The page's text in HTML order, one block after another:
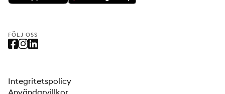
FÖLJ OSS
Integritetspolicy
Användarvillkor